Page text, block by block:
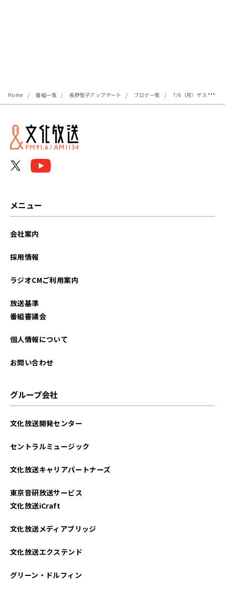
Home 番組一覧 長野智子アップデート ブログ一覧 7/6（月）ゲストはジャーナリスト・二木啓孝さんと、日経クロストレンド副編集長・平野亜矢さんでした！
メニュー
会社案内
採用情報
ラジオCMご利用案内
放送基準
番組審議会
個人情報について
お問い合わせ
グループ会社
文化放送開発センター
セントラルミュージック
文化放送キャリアパートナーズ
東京音研放送サービス
文化放送iCraft
文化放送メディアブリッジ
文化放送エクステンド
グリーン・ドルフィン